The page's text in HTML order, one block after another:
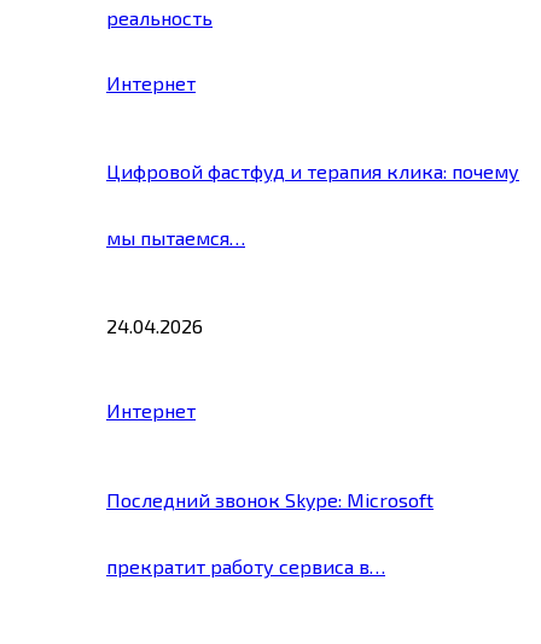
реальность
Интернет
Цифровой фастфуд и терапия клика: почему
мы пытаемся…
24.04.2026
Интернет
Последний звонок Skype: Microsoft
прекратит работу сервиса в…